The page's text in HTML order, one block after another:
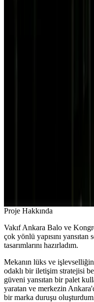
Proje Hakkında
Vakıf Ankara Balo ve
çok yönlü yapısını
tasarımlarını hazırladım.
Mekanın lüks ve
odaklı bir iletişim stratejisi
güveni yansıtan bir palet
yaratan ve merkezin
bir marka duruşu